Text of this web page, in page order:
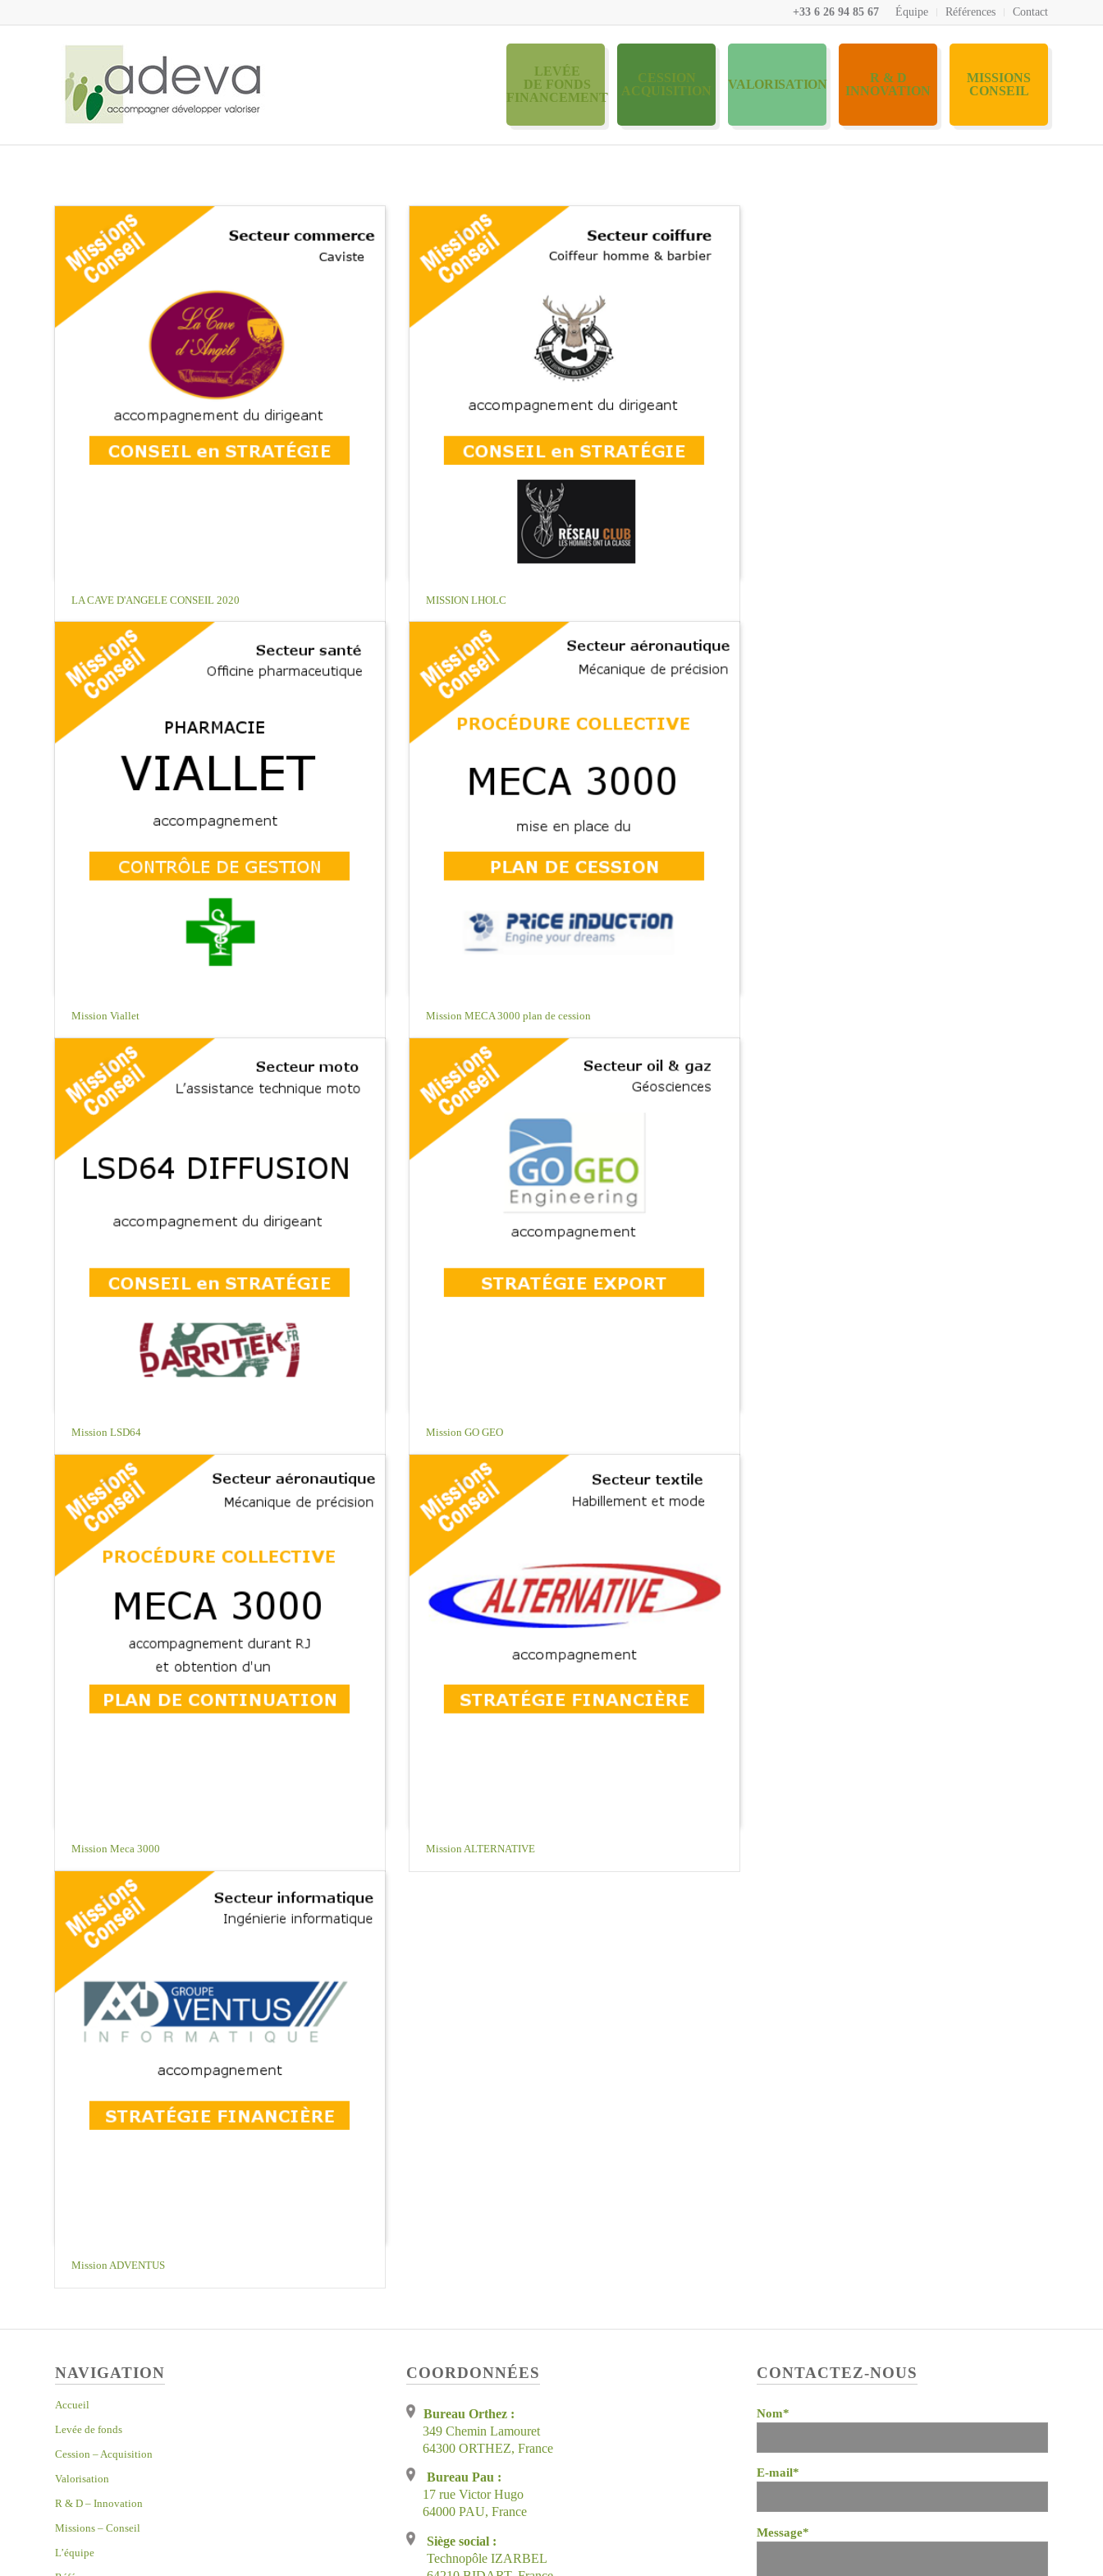
Équipe Références Contact
+33 6 26 94 85 67
LEVÉE
DE FONDS
FINANCEMENT
CESSION
ACQUISITION
VALORISATION
R & D
INNOVATION
MISSIONS
CONSEIL
LA CAVE D'ANGELE CONSEIL 2020 MISSION LHOLC
Mission Viallet Mission MECA 3000 plan de cession
Mission LSD64 Mission GO GEO
Mission Meca 3000 Mission ALTERNATIVE
Mission ADVENTUS
NAVIGATION
Accueil
Levée de fonds
Cession – Acquisition
Valorisation
R & D – Innovation
Missions – Conseil
L’équipe
COORDONNÉES
Bureau Orthez :
349 Chemin Lamouret
64300 ORTHEZ, France
Bureau Pau :
17 rue Victor Hugo
64000 PAU, France
Siège social :
Technopôle IZARBEL
CONTACTEZ-NOUS
Nom*
E-mail*
Message*